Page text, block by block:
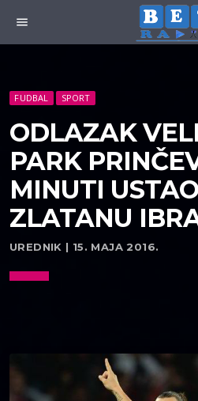
menu
FUDBAL SPORT
ODLAZAK
PARK
MINUTI
ZLATANU
UREDNIK | 15. MAJA 2016.